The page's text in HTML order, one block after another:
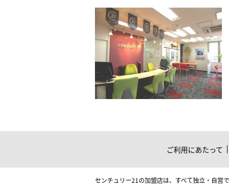
ご利用にあたって
センチュリー21の加盟店は、すべて独立・自営で